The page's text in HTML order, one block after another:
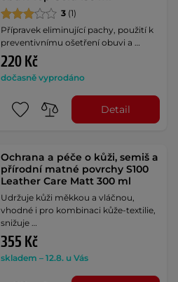
3 (1)
Přípravek eliminující pachy, použití k
preventivnímu ošetření obuvi a …
220 Kč
dočasně vyprodáno
Detail
Ochrana a péče o kůži, semiš a
přírodní matné povrchy S100
Leather Care Matt 300 ml
Udržuje kůži měkkou a vláčnou,
vhodné i pro kombinaci kůže-textilie,
snižuje …
355 Kč
skladem – 12.8. u Vás